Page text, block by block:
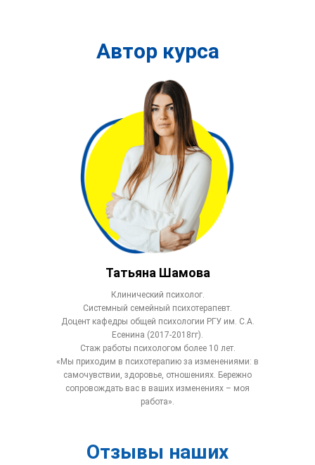
Автор курса
Клинический психолог.
Системный семейный психотерапевт.
Доцент кафедры общей психологии РГУ им. С.А.
Есенина (2017-2018гг).
Стаж работы психологом более 10 лет.
«Мы приходим в психотерапию за изменениями: в
самочувствии, здоровье, отношениях. Бережно
сопровождать вас в ваших изменениях – моя
работа».
Татьяна Шамова
Отзывы наших